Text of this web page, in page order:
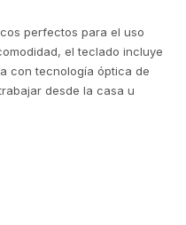
perfectos para el uso
el teclado incluye
con tecnología óptica de
desde la casa u